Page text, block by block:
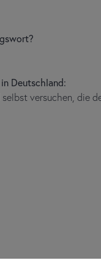
Deutschland:
versuchen, die